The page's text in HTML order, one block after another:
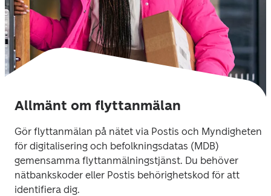
Allmänt om flyttanmälan
Gör flyttanmälan på nätet via Postis och Myndigheten
för digitalisering och befolkningsdatas (MDB)
gemensamma flyttanmälningstjänst. Du behöver
nätbankskoder eller Postis behörighetskod för att
identifiera dig.